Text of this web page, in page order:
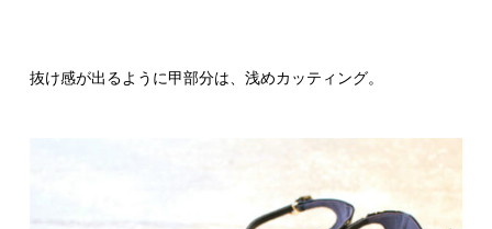
抜け感が出るように甲部分は、浅めカッティング。